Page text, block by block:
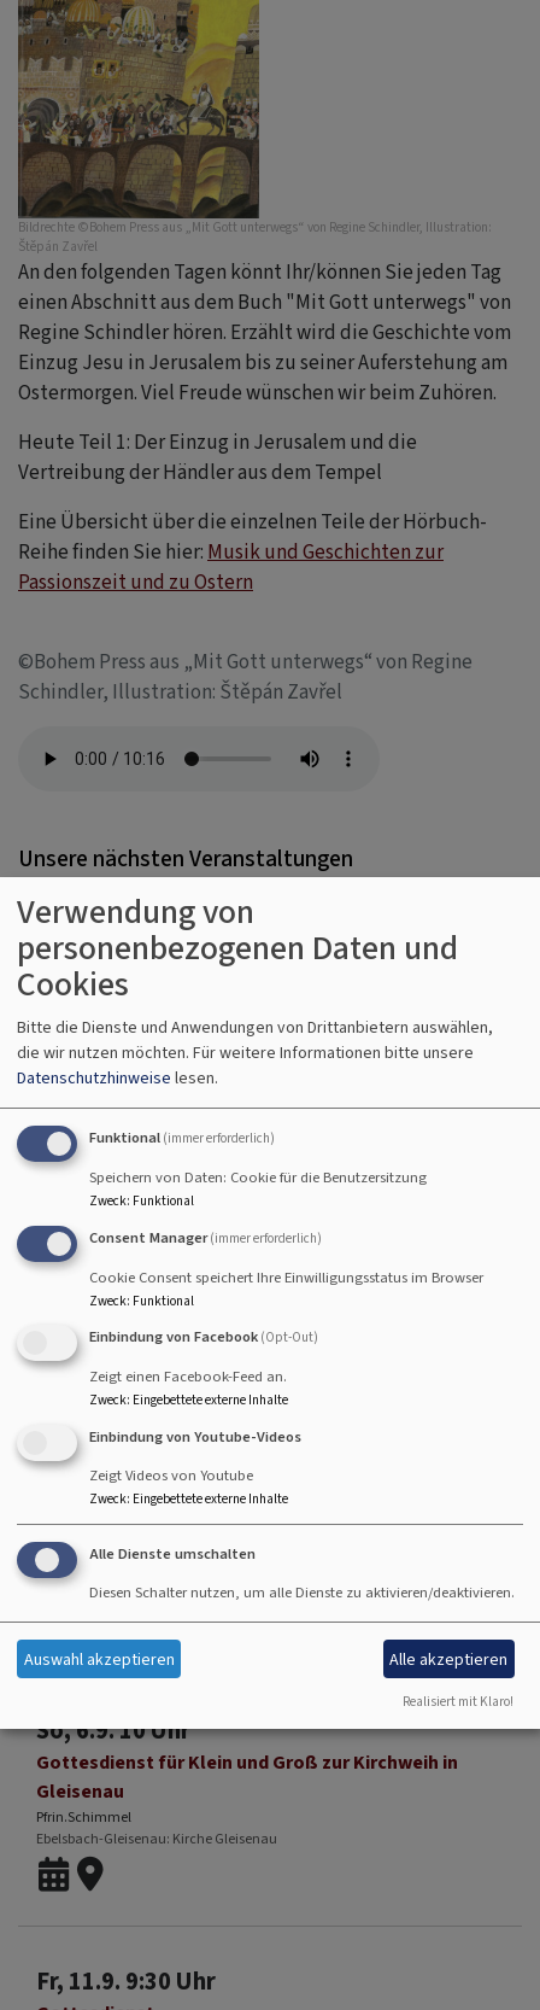
Bildrechte ©Bohem Press aus „Mit Gott unterwegs“ von Regine Schindler, Illustration:
Štěpán Zavřel
An den folgenden Tagen könnt Ihr/können Sie jeden Tag
einen Abschnitt aus dem Buch "Mit Gott unterwegs" von
Regine Schindler hören. Erzählt wird die Geschichte vom
Einzug Jesu in Jerusalem bis zu seiner Auferstehung am
Ostermorgen. Viel Freude wünschen wir beim Zuhören.
Heute Teil 1: Der Einzug in Jerusalem und die
Vertreibung der Händler aus dem Tempel
Eine Übersicht über die einzelnen Teile der Hörbuch-
Reihe finden Sie hier: Musik und Geschichten zur
Passionszeit und zu Ostern
©Bohem Press aus „Mit Gott unterwegs“ von Regine
Schindler, Illustration: Štěpán Zavřel
Unsere nächsten Veranstaltungen
Erweiterter Filter
So, 16.8. 10 Uhr
Lektor Koch und Rabbinerin Deusel
Hallstadt Johanneskirche Hallstadt
So, 23.8. 10 Uhr
Lektorin Herold
Hallstadt
So, 30.8. 10 Uhr
Gottesdienst - anschließend Kirchenkaffee
Lektorin i.A.Teske
Hallstadt Johanneskirche Hallstadt
So, 6.9. 10 Uhr
Gottesdienst für Klein und Groß zur Kirchweih in
Gleisenau
Pfrin.Schimmel
Ebelsbach-Gleisenau Kirche Gleisenau
Fr, 11.9. 9:30 Uhr
Verwendung von
personenbezogenen Daten und
Cookies
Bitte die Dienste und Anwendungen von Drittanbietern auswählen,
die wir nutzen möchten. Für weitere Informationen bitte unsere
Datenschutzhinweise lesen.
Funktional (immer erforderlich)
Speichern von Daten: Cookie für die Benutzersitzung
Zweck: Funktional
Consent Manager (immer erforderlich)
Cookie Consent speichert Ihre Einwilligungsstatus im Browser
Zweck: Funktional
Einbindung von Facebook (Opt-Out)
Zeigt einen Facebook-Feed an.
Zweck: Eingebettete externe Inhalte
Einbindung von Youtube-Videos
Zeigt Videos von Youtube
Zweck: Eingebettete externe Inhalte
Alle Dienste umschalten
Diesen Schalter nutzen, um alle Dienste zu aktivieren/deaktivieren.
Auswahl akzeptieren Alle akzeptieren
Realisiert mit Klaro!